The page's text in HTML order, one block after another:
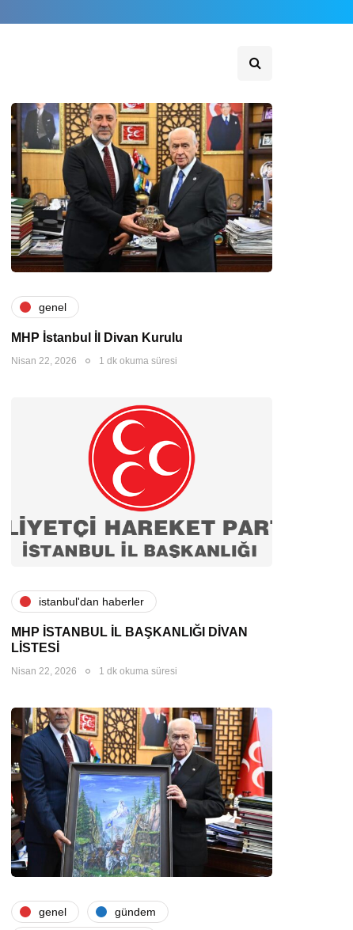
genel
MHP İstanbul İl Divan Kurulu
Nisan 22, 2026 1 dk okuma süresi
i̇stanbul'dan haberler
MHP İSTANBUL İL BAŞKANLIĞI DİVAN
LİSTESİ
Nisan 22, 2026 1 dk okuma süresi
genel gündem